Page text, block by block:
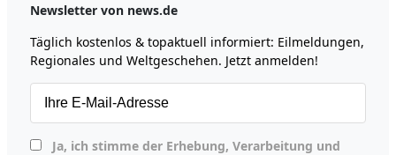
Newsletter von news.de
Täglich kostenlos & topaktuell informiert: Eilmeldungen,
Regionales und Weltgeschehen. Jetzt anmelden!